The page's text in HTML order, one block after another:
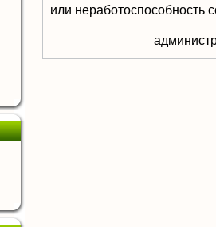
или неработоспособность